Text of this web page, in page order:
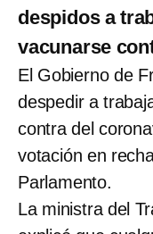
despidos a
vacunarse
El Gobierno de
despedir a
contra del
votación en
Parlamento.
La ministra del